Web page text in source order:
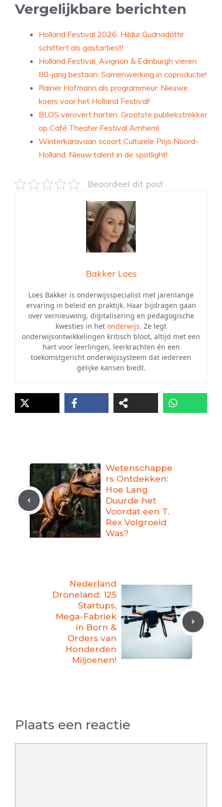
Vergelijkbare berichten
Holland Festival 2026: Hildur Gudnadóttir
schittert als gastartiest!
Holland Festival, Avignon & Edinburgh vieren
80-jarig bestaan: Samenwerking in coproductie!
Rainer Hofmann als programmeur: Nieuwe
koers voor het Holland Festival!
BLOS verovert harten: Grootste publiekstrekker
op Café Theater Festival Arnhem!
Winterkaravaan scoort Culturele Prijs Noord-
Holland: Nieuw talent in de spotlight!
Beoordeel dit post
Bakker Loes
Loes Bakker is onderwijsspecialist met jarenlange
ervaring in beleid en praktijk. Haar bijdragen gaan
over vernieuwing, digitalisering en pedagogische
kwesties in het onderwijs. Ze legt
onderwijsontwikkelingen kritisch bloot, altijd met een
hart voor leerlingen, leerkrachten én een
toekomstgericht onderwijssysteem dat iedereen
gelijke kansen biedt.
Wetenschappe
rs Ontdekken:
Hoe Lang
Duurde het
Voordat een T.
Rex Volgroeid
Was?
Nederland
Droneland: 125
Startups,
Mega-Fabriek
in Born &
Orders van
Honderden
Miljoenen!
Plaats een reactie